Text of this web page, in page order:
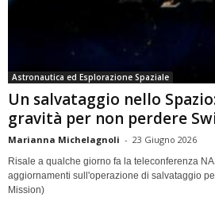
Astronautica ed Esplorazione Spaziale
Un salvataggio nello
gravità per non perdere
Marianna Michelagnoli - 23 Giugno 2026
Risale a qualche giorno fa la teleconferenza
aggiornamenti sull'operazione di salvataggio
Mission)